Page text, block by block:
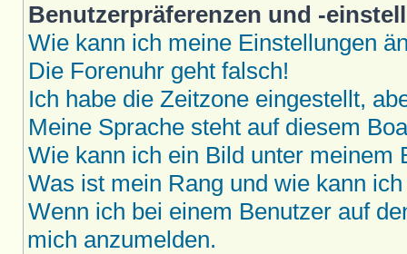
Benutzerpräferenzen und -
Wie kann ich meine Einstellungen
Die Forenuhr geht falsch!
Ich habe die Zeitzone eingestellt,
Meine Sprache steht auf diesem
Wie kann ich ein Bild unter meinem
Was ist mein Rang und wie kann
Wenn ich bei einem Benutzer auf
mich anzumelden.